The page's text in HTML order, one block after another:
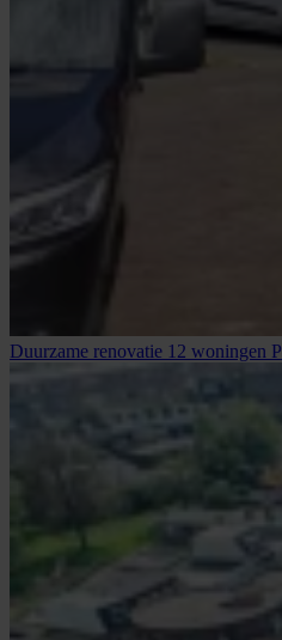
Duurzame renovatie 12 woningen